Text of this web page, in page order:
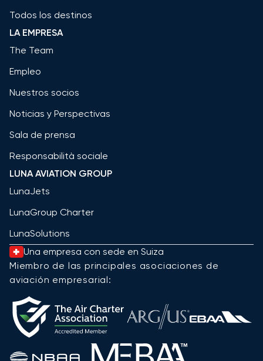
Todos los destinos
LA EMPRESA
The Team
Empleo
Nuestros socios
Noticias y Perspectivas
Sala de prensa
Responsabilità sociale
LUNA AVIATION GROUP
LunaJets
LunaGroup Charter
LunaSolutions
Una empresa con sede en Suiza
Miembro de las principales asociaciones de
aviación empresarial: